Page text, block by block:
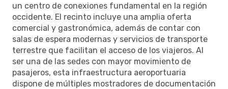
un centro de conexiones fundamental en la región
occidente. El recinto incluye una amplia oferta
comercial y gastronómica, además de contar con
salas de espera modernas y servicios de transporte
terrestre que facilitan el acceso de los viajeros. Al
ser una de las sedes con mayor movimiento de
pasajeros, esta infraestructura aeroportuaria
dispone de múltiples mostradores de documentación